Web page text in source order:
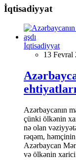
İqtisadiyyat
İqtisadiyyat
13 Fevral
Azərbaycanın
çünki ölkənin
nə olan
rəqəm,
Azərbaycan
və ölkənin